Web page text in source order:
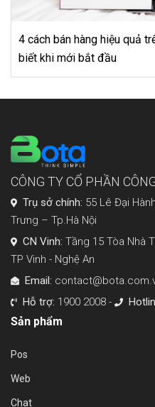
5 tuyệt chiêu kinh doanh
doanh “hốt bạc”
CÔNG TY CỔ PHẦN
Trụ sở chính: 55 Lê Đại
Trưng – Tp.Hà Nội
CN Vinh: Tầng 15 Tòa Nhà
TP Vinh - Nghệ An
Email:
Hỗ trợ: 1900 2008 -
Sản phẩm
Pos
Web
Chat